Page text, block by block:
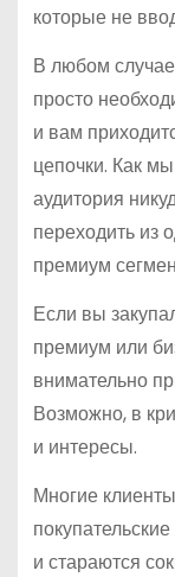
которые не
В любом
просто
и вам
цепочки. Как
аудитория
переходить из
премиум
Если вы
премиум или
внимательно
Возможно, в
и интересы.
Многие
и стараются